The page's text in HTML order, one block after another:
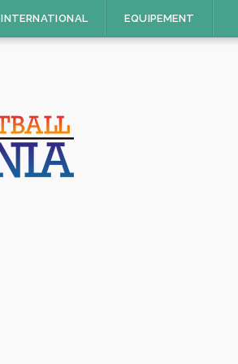
INTERNATIONAL EQUIPEMENT